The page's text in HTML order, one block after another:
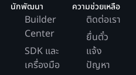
นักพัฒนา
Builder
Center
SDK และ
เครื่องมือ
ความช่วยเหลือ
ติดต่อเรา
ยื่นตั๋ว
แจ้ง
ปัญหา